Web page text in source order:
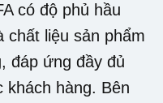
có độ phủ hầu
chất liệu sản phẩm
đáp ứng đầy đủ
khách hàng. Bên